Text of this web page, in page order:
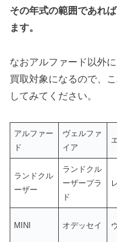
その年式の範囲であれ
ます。
なおアルファード以外
買取対象になるので、
してみてください。
アルファー
ド
ヴェルファ
イア
ランドクル
ーザー
ランドクル
ーザープラ
ド
MINI オデッセイ